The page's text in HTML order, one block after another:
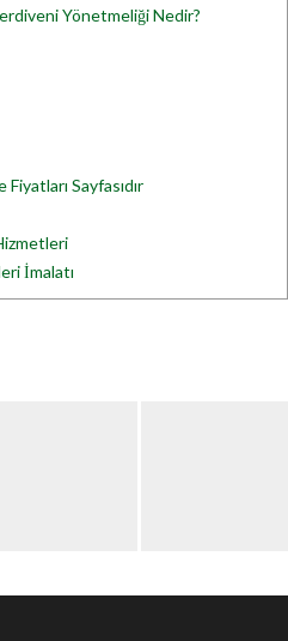
Yönetmeliği Nedir?
Sayfasıdır
İmalatı